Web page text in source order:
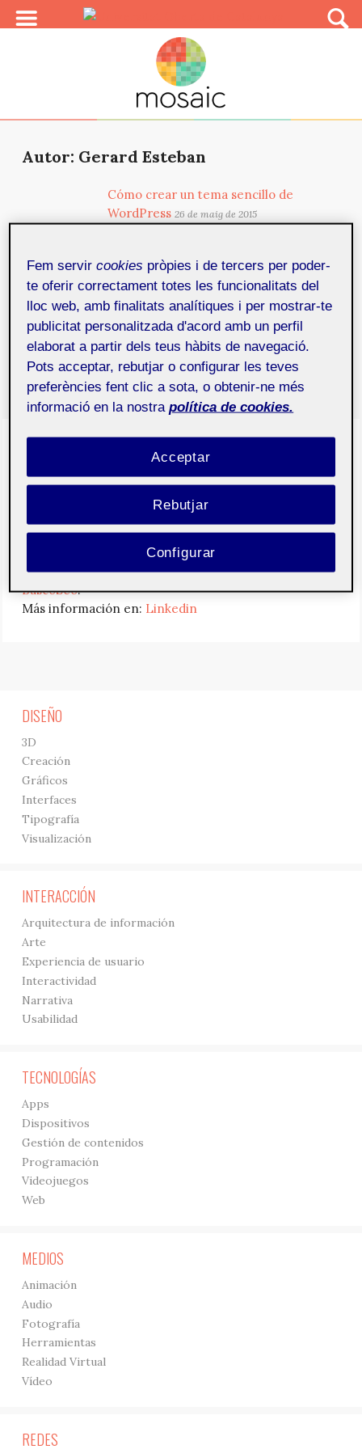
Autor: Gerard Esteban
Cómo crear un tema sencillo de
WordPress 26 de maig de 2015
enfocaremos a la creación de un tema para este
gestor de contenidos. Este es un rescurso muy
sencillo y paso a paso enfocado para todos aquellos
diseñadores que quieran dar sus primeros pasos en el
mundo WordPress.
¿QUIÉN ES: GERARD ESTEBAN?
En acabar el bachillerato empezó a
estudiar en el Ciclo Formativo de Grado
Superior de Desarrollo de Aplicaciones
Web (DAW) hasta la fecha de hoy.
Compagina sus estudios con una formación paralela
autodidacta y está trabajando como Consultor SEO en
BuscoSeo.
Más información en: Linkedin
DISEÑO
3D
Creación
Gráficos
Interfaces
Tipografía
Visualización
INTERACCIÓN
Arquitectura de información
Arte
Experiencia de usuario
Interactividad
Narrativa
Usabilidad
TECNOLOGÍAS
Apps
Dispositivos
Gestión de contenidos
Programación
Videojuegos
Web
MEDIOS
Animación
Audio
Fotografía
Herramientas
Realidad Virtual
Vídeo
REDES
Fem servircookies pròpies i de tercers per poder-
te oferir correctament totes les funcionalitats del
lloc web, amb finalitats analítiques i per mostrar-te
publicitat personalitzada d'acord amb un perfil
elaborat a partir dels teus hàbits de navegació.
Pots acceptar, rebutjar o configurar les teves
preferències fent clic a sota, o obtenir-ne més
informació en la nostra política de cookies.
Rebutjar
Acceptar
Configurar